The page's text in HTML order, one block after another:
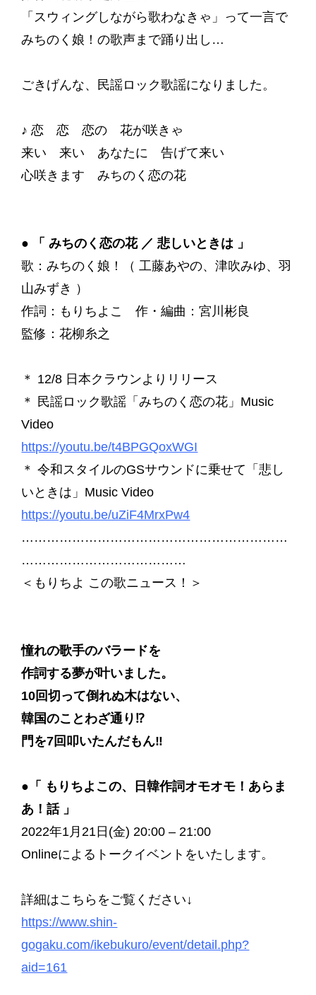
「スウィングしながら歌わなきゃ」って一言で
みちのく娘！の歌声まで踊り出し…
ごきげんな、民謡ロック歌謡になりました。
♪ 恋 恋 恋の 花が咲きゃ
来い 来い あなたに 告げて来い
心咲きます みちのく恋の花
●
「 みちのく恋の花 ／ 悲しいときは 」
歌：みちのく娘！（ 工藤あやの、津吹みゆ、羽
山みずき ）
作詞：もりちよこ 作・編曲：宮川彬良
監修：花柳糸之
＊ 12/8 日本クラウンよりリリース
＊ 民謡ロック歌謡「みちのく恋の花」Music
Video
https://youtu.be/t4BPGQoxWGI
＊ 令和スタイルのGSサウンドに乗せて「悲し
いときは」Music Video
https://youtu.be/uZiF4MrxPw4
………………………………………………………
…………………………………
＜もりちよ この歌ニュース！＞
憧れの歌手のバラードを
作詞する夢が叶いました。
10回切って倒れぬ木はない、
韓国のことわざ通り⁉
門を7回叩いたんだもん‼
●「 もりちよこの、日韓作詞オモオモ！あらま
あ！話 」
2022年1月21日(金) 20:00 – 21:00
Onlineによるトークイベントをいたします。
詳細はこちらをご覧ください↓
https://www.shin-
gogaku.com/ikebukuro/event/detail.php?
aid=161